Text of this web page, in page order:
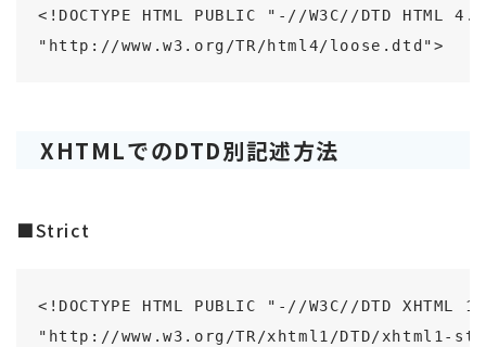
<!DOCTYPE HTML PUBLIC "-//W3C//DTD
"http://www.w3.org/TR/html4/loose.dtd">
XHTMLでのDTD別記述方法
■Strict
<!DOCTYPE HTML PUBLIC "-//W3C//DTD
"http://www.w3.org/TR/xhtml1/DTD/xhtml1-